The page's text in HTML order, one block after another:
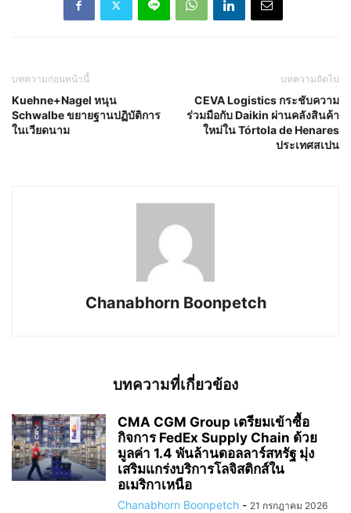
บทความก่อนหน้านี้
Kuehne+Nagel หนุน
Schwalbe ขยายฐานปฏิบัติการ
ในเวียดนาม
บทความถัดไป
CEVA Logistics กระชับความ
ร่วมมือกับ Daikin ผ่านคลังสินค้า
ใหม่ใน Tórtola de Henares
ประเทศสเปน
Chanabhorn Boonpetch
บทความที่เกี่ยวข้อง
CMA CGM Group เตรียมเข้าซื้อ
กิจการ FedEx Supply Chain ด้วย
มูลค่า 1.4 พันล้านดอลลาร์สหรัฐ มุ่ง
เสริมแกร่งบริการโลจิสติกส์ใน
อเมริกาเหนือ
Chanabhorn Boonpetch - 21 กรกฎาคม 2026